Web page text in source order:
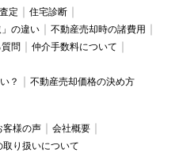
定
住宅診断
」の違い
不動産売却時の諸費用
問
仲介手数料について
？
不動産売却価格の決め方
客様の声
会社概要
取り扱いについて